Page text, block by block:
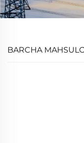
BARCHA